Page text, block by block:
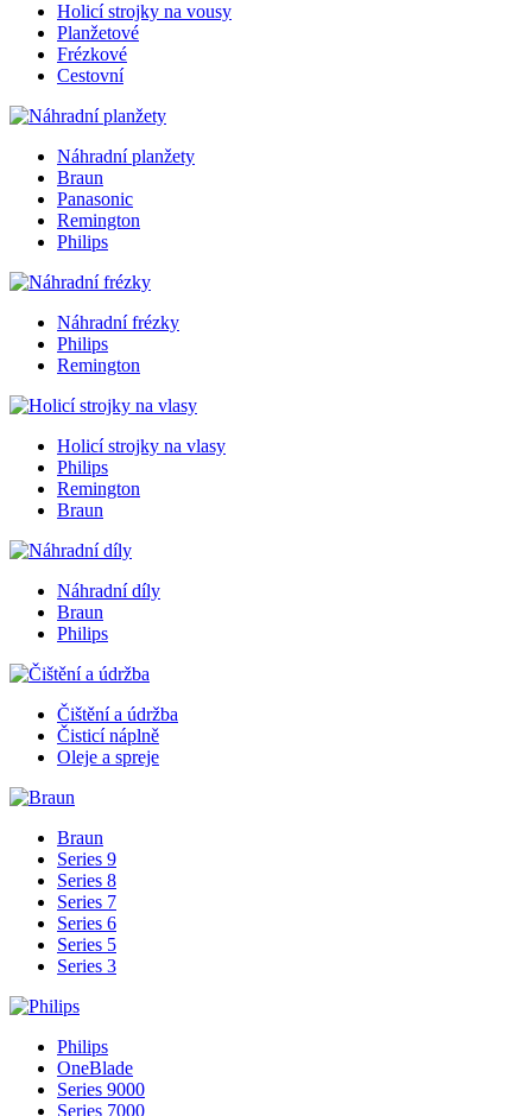
Holicí strojky na vousy
Planžetové
Frézkové
Cestovní
Náhradní planžety
Braun
Panasonic
Remington
Philips
Náhradní frézky
Philips
Remington
Holicí strojky na vlasy
Philips
Remington
Braun
Náhradní díly
Braun
Philips
Čištění a údržba
Čisticí náplně
Oleje a spreje
Braun
Series 9
Series 8
Series 7
Series 6
Series 5
Series 3
Philips
OneBlade
Series 9000
Series 7000